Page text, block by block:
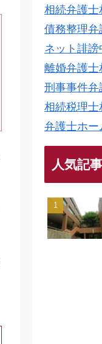
相続弁護士
債務整理
ネット誹
離婚弁護士
刑事事件
相続税理士
弁護士ホー
人気記事